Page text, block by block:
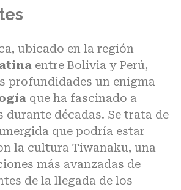
ubicado en la región
entre Bolivia y Perú,
profundidades un enigma
que ha fascinado a
durante décadas. Se trata de
que podría estar
la cultura Tiwanaku, una
más avanzadas de
de la llegada de los